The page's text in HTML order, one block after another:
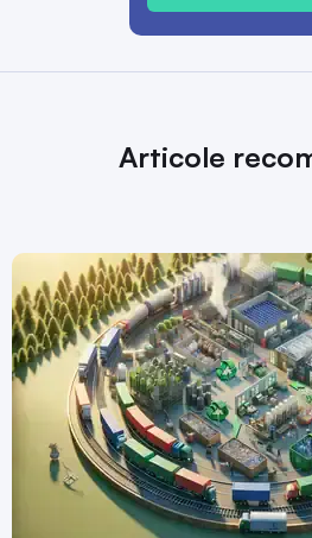
Articole